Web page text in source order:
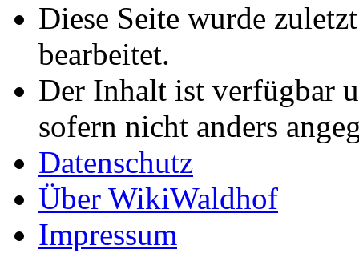
Diese Seite wurde
bearbeitet.
Der Inhalt ist verfügbar
sofern nicht anders
Datenschutz
Über WikiWaldhof
Impressum